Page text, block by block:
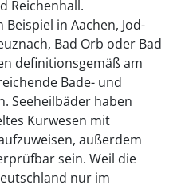
Reichenhall.
in Aachen, Jod-
Bad Orb oder Bad
definitionsgemäß am
Bade- und
Seeheilbäder haben
Kurwesen mit
außerdem
sein. Weil die
nur im